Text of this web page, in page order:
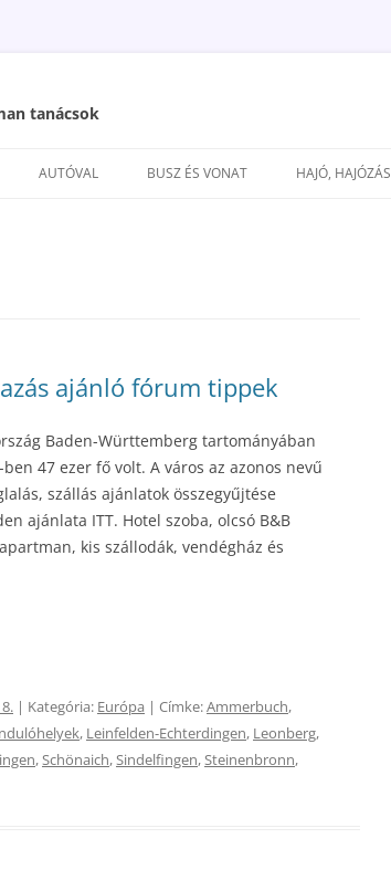
tanácsok
a
AUTÓVAL BUSZ ÉS VONAT HAJÓ, HAJÓZÁS
ajánló fórum tippek
Baden-Württemberg tartományában
47 ezer fő volt. A város az azonos nevű
szállás ajánlatok összegyűjtése
ajánlata ITT. Hotel szoba, olcsó B&B
kis szállodák, vendégház és
| Kategória: Európa | Címke:Ammerbuch,
, Leinfelden-Echterdingen, Leonberg,
,Schönaich,Sindelfingen,Steinenbronn,